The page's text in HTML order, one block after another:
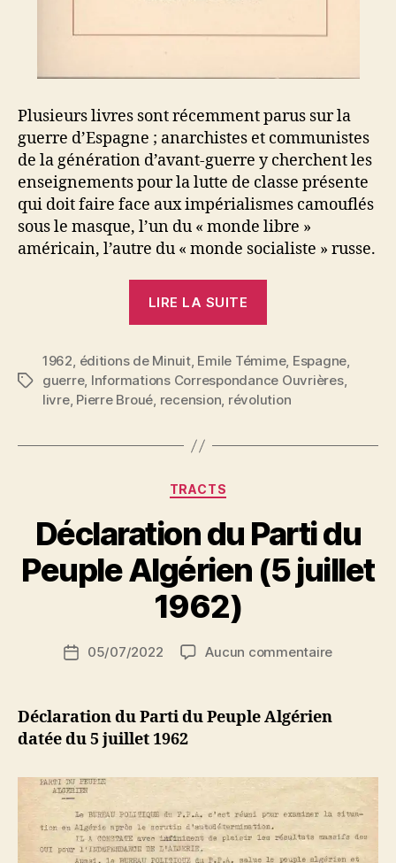
Plusieurs livres sont récemment parus sur la
guerre d’Espagne ; anarchistes et communistes
de la génération d’avant-guerre y cherchent les
enseignements pour la lutte de classe présente
qui doit faire face aux impérialismes camouflés
sous le masque, l’un du « monde libre »
américain, l’autre du « monde socialiste » russe.
LIRE LA SUITE
la
guerre
d’Espagne »
Étiquettes
1962, éditions de Minuit, Emile Témime, Espagne,
guerre, Informations Correspondance Ouvrières,
livre, Pierre Broué, recension, révolution
Catégories
TRACTS
Déclaration du Parti du
Peuple Algérien (5 juillet
1962)
a
r
S
N
ji
b
Date05/07/2022 Aucun commentairesur
juillet
Déclaration du Parti du Peuple Algérien
datée du 5 juillet 1962